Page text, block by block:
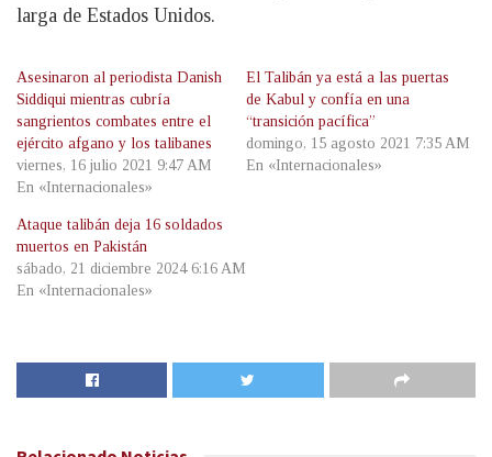
larga de Estados Unidos.
Asesinaron al periodista Danish
Siddiqui mientras cubría
sangrientos combates entre el
ejército afgano y los talibanes
viernes, 16 julio 2021 9:47 AM
En «Internacionales»
El Talibán ya está a las puertas
de Kabul y confía en una
“transición pacífica”
domingo, 15 agosto 2021 7:35 AM
En «Internacionales»
Ataque talibán deja 16 soldados
muertos en Pakistán
sábado, 21 diciembre 2024 6:16 AM
En «Internacionales»